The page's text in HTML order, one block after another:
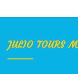
JULIO TOURS